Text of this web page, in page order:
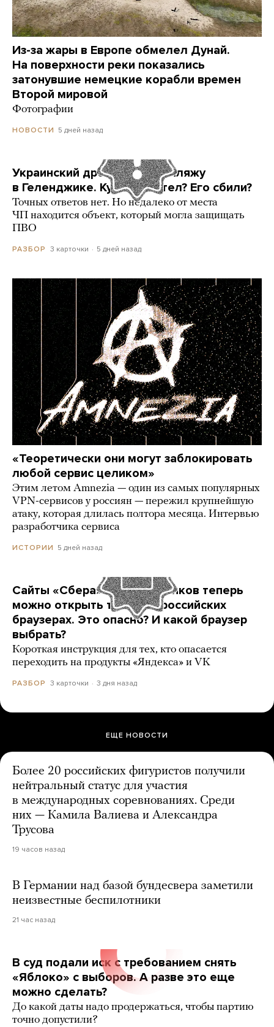
Из-за жары в Европе обмелел Дунай.
На поверхности реки показались
затонувшие немецкие корабли времен
Второй мировой
Фотографии
НОВОСТИ 5 дней назад
Украинский дрон попал по пляжу
в Геленджике. Куда он летел? Его сбили?
Точных ответов нет. Но недалеко от места
ЧП находится объект, который могла защищать
ПВО
РАЗБОР 3 карточки 5 дней назад
«Теоретически они могут заблокировать
любой сервис целиком»
Этим летом Amnezia — один из самых популярных
VPN-сервисов у россиян — пережил крупнейшую
атаку, которая длилась полтора месяца. Интервью
разработчика сервиса
ИСТОРИИ 5 дней назад
Сайты «Сбера» и других банков теперь
можно открыть только в российских
браузерах. Это опасно? И какой браузер
выбрать?
Короткая инструкция для тех, кто опасается
переходить на продукты «Яндекса» и VK
РАЗБОР 3 карточки 3 дня назад
ЕЩЕ НОВОСТИ
Более 20 российских фигуристов получили
нейтральный статус для участия
в международных соревнованиях. Среди
них — Камила Валиева и Александра
Трусова
19 часов назад
В Германии над базой бундесвера заметили
неизвестные беспилотники
21 час назад
В суд подали иск с требованием снять
«Яблоко» с выборов. А разве это еще
можно сделать?
До какой даты надо продержаться, чтобы партию
точно допустили?